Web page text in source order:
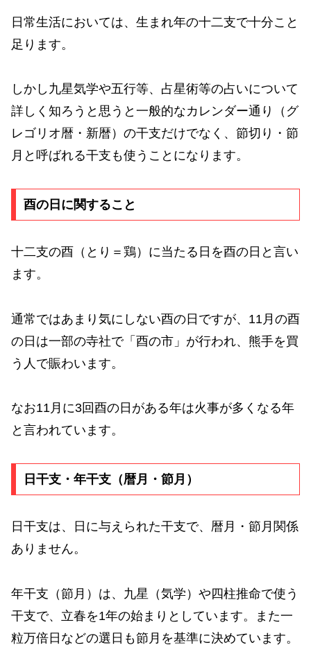
日常生活においては、生まれ年の十二支で十分こと
足ります。
しかし九星気学や五行等、占星術等の占いについて
詳しく知ろうと思うと一般的なカレンダー通り（グ
レゴリオ暦・新暦）の干支だけでなく、節切り・節
月と呼ばれる干支も使うことになります。
酉の日に関すること
十二支の酉（とり＝鶏）に当たる日を酉の日と言い
ます。
通常ではあまり気にしない酉の日ですが、11月の酉
の日は一部の寺社で「酉の市」が行われ、熊手を買
う人で賑わいます。
なお11月に3回酉の日がある年は火事が多くなる年
と言われています。
日干支・年干支（暦月・節月）
日干支は、日に与えられた干支で、暦月・節月関係
ありません。
年干支（節月）は、九星（気学）や四柱推命で使う
干支で、立春を1年の始まりとしています。また一
粒万倍日などの選日も節月を基準に決めています。